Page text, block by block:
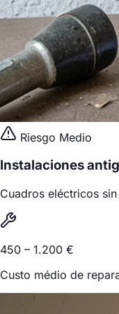
Riesgo Medio
Instalaciones
Cuadros eléctricos
450 – 1.200 €
Custo médio de